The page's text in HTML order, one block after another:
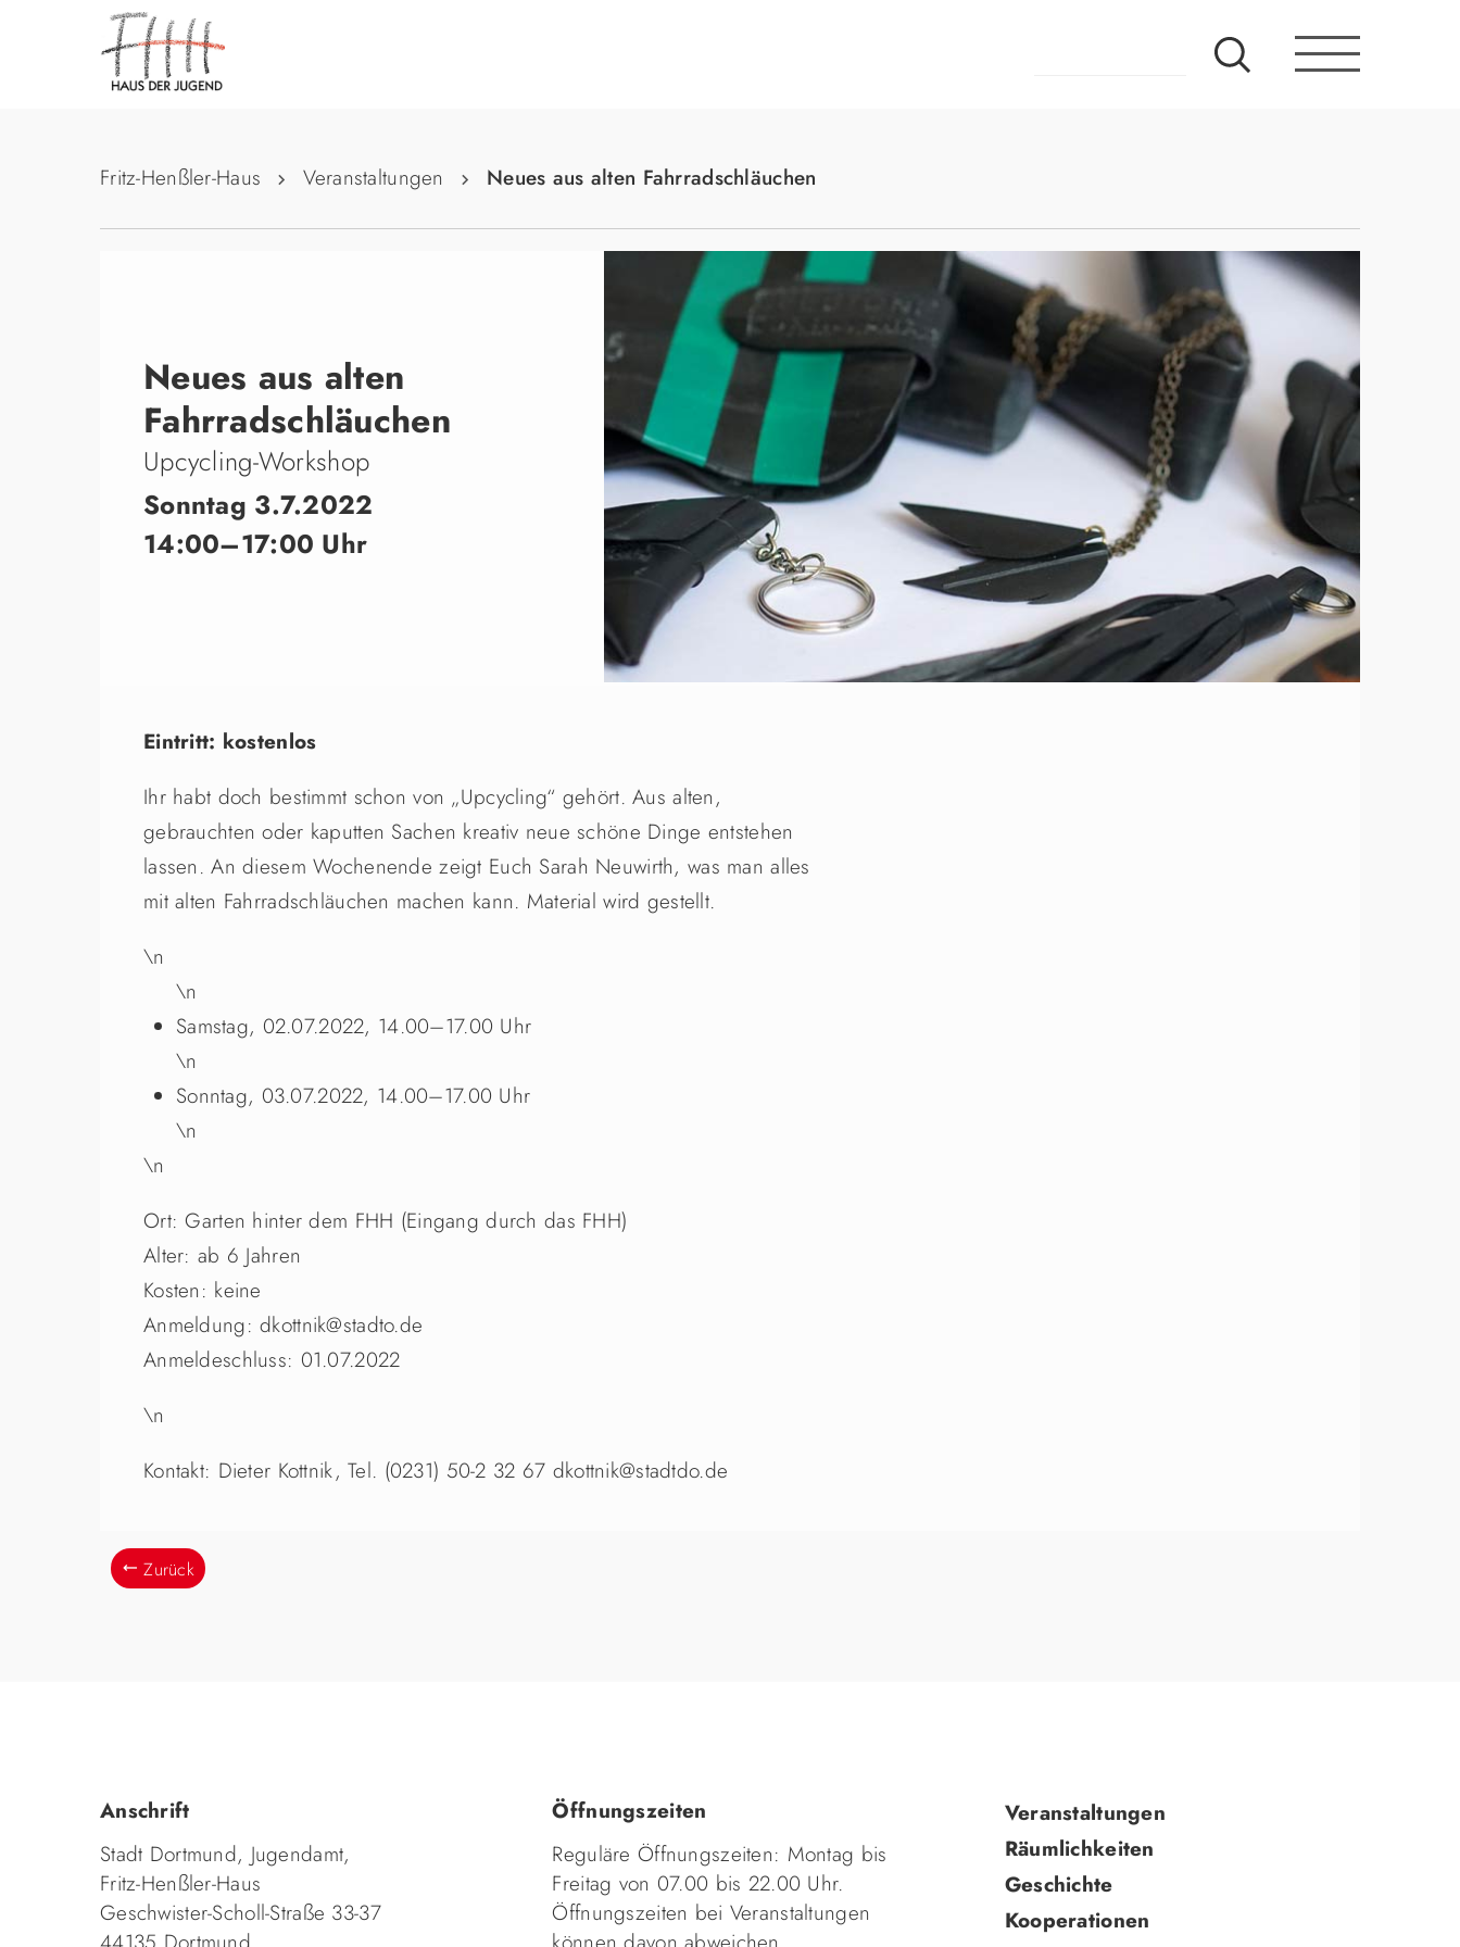
Fritz-Henßler-Haus Veranstaltungen Neues aus alten Fahrradschläuchen
Neues aus alten
Fahrradschläuchen
Upcycling-Workshop
Sonntag 3.7.2022
14:00–17:00 Uhr
Eintritt: kostenlos
Ihr habt doch bestimmt schon von „Upcycling“ gehört. Aus alten,
gebrauchten oder kaputten Sachen kreativ neue schöne Dinge entstehen
lassen. An diesem Wochenende zeigt Euch Sarah Neuwirth, was man alles
mit alten Fahrradschläuchen machen kann. Material wird gestellt.
\n
\n
Samstag, 02.07.2022, 14.00–17.00 Uhr
\n
Sonntag, 03.07.2022, 14.00–17.00 Uhr
\n
\n
Ort: Garten hinter dem FHH (Eingang durch das FHH)
Alter: ab 6 Jahren
Kosten: keine
Anmeldung: dkottnik@stadto.de
Anmeldeschluss: 01.07.2022
\n
Kontakt: Dieter Kottnik, Tel. (0231) 50-2 32 67 dkottnik@stadtdo.de
Zurück
Anschrift
Stadt Dortmund, Jugendamt,
Fritz-Henßler-Haus
Geschwister-Scholl-Straße 33-37
Öffnungszeiten
Reguläre Öffnungszeiten: Montag bis
Freitag von 07.00 bis 22.00 Uhr.
Öffnungszeiten bei Veranstaltungen
Navigation
überspringen
Veranstaltungen
Räumlichkeiten
Geschichte
Kooperationen